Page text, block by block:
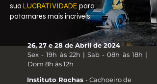
sua LUCRATIVIDADE para
patamares mais incríveis.
26, 27 e 28 de Abril de 2024
Sex - 19h às 22h | Sab - 08h às 18h |
Dom 8h às 12h
Instituto Rochas - Cachoeiro de